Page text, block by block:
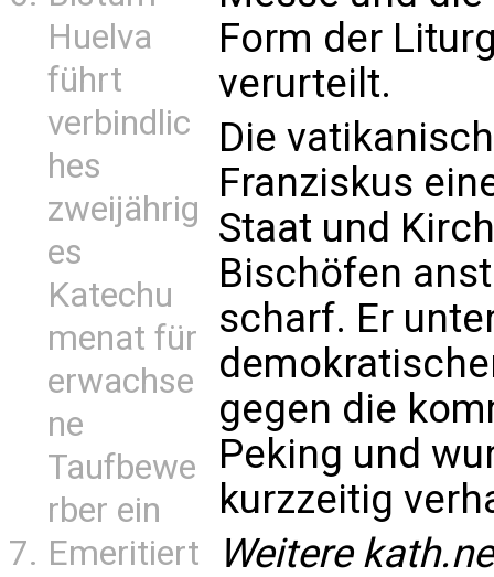
Huelva
führt
verbindlic
hes
zweijährig
es
Katechu
menat für
erwachse
ne
Taufbewe
rber ein
Emeritiert
Form der
verurteilt.
Die
Franziskus
Staat und
Bischöfen
scharf. Er
gegen die
Peking und
kurzzeitig
Weitere